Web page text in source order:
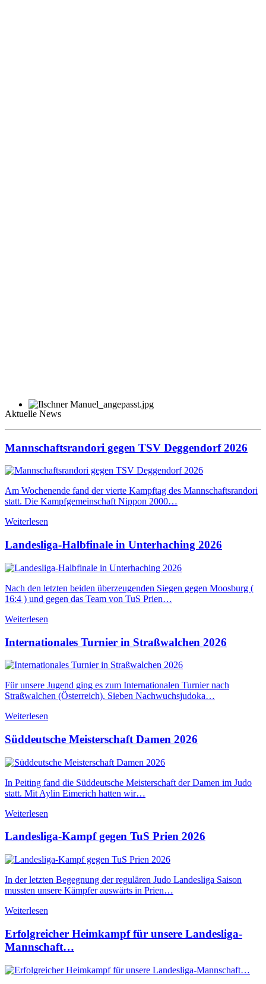
Aktuelle News
Mannschaftsrandori gegen TSV Deggendorf 2026
Am Wochenende fand der vierte Kampftag des Mannschaftsrandori
statt. Die Kampfgemeinschaft Nippon 2000…
Weiterlesen
Landesliga-Halbfinale in Unterhaching 2026
Nach den letzten beiden überzeugenden Siegen gegen Moosburg (
16:4 ) und gegen das Team von TuS Prien…
Weiterlesen
Internationales Turnier in Straßwalchen 2026
Für unsere Jugend ging es zum Internationalen Turnier nach
Straßwalchen (Österreich). Sieben Nachwuchsjudoka…
Weiterlesen
Süddeutsche Meisterschaft Damen 2026
In Peiting fand die Süddeutsche Meisterschaft der Damen im Judo
statt. Mit Aylin Eimerich hatten wir…
Weiterlesen
Landesliga-Kampf gegen TuS Prien 2026
In der letzten Begegnung der regulären Judo Landesliga Saison
mussten unsere Kämpfer auswärts in Prien…
Weiterlesen
Erfolgreicher Heimkampf für unsere Landesliga-
Mannschaft…